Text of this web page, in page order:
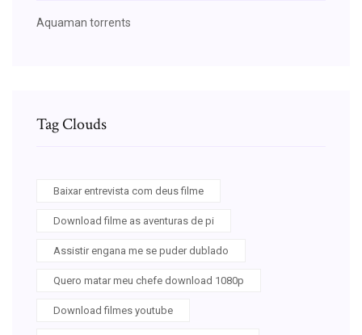
Aquaman torrents
Tag Clouds
Baixar entrevista com deus filme
Download filme as aventuras de pi
Assistir engana me se puder dublado
Quero matar meu chefe download 1080p
Download filmes youtube